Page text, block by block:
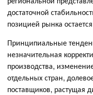
достаточной
позицией рынка остается
Принципиальные
незначительная
производства,
отдельных стран,
поставщиков, растущая